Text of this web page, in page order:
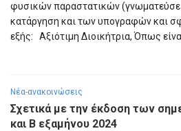
φυσικών παραστατικών
κατάργηση και των υπογραφών και
εξής: Αξιότιμη Διοικήτρια, Όπως
Νέα-ανακοινώσεις
Σχετικά με την έκδοση των
και Β εξαμήνου 2024